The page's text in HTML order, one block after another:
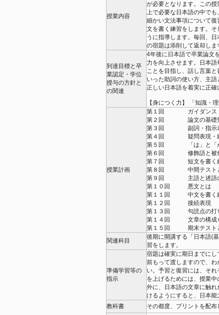
授業内容
が必要となります。この
上で必要な日本語の中で
細かい文法事項について
文を書く練習をします。
うに指導します。毎回、
の宿題は添削して返却し
到達目標と卒
業認定・学位
授与の方針と
の関連
4年後に日本語で卒業論文
力を向上させます。日本
ことを目指し、話し言葉
いった助詞の使い方、主
正しい日本語を着実に正
【身につく力】 「知識・
授業計画
第１回 ガイダンス・
第２回 論文の基礎知
第３回 副詞・指示
第４回 疑問表現・
第５回 「は」と「
第６回 修飾語と被修
第７回 短文を書く
第８回 中間テスト
第９回 主語と述語
第１０回 悪文とは
第１１回 中文を書く
第１２回 接続表現
第１３回 句読点の打
第１４回 文章の構成
第１５回 期末テスト
関連科目
後期に開講する「日本語(
習をします。
準備学習等の
指示
宿題は確実に期日までに
前もって渡しますので、
い。予習と復習には、そ
を上げるためには、授業
外に、日本語の文章に触
けるようにすると、日本
教科書
その都度、プリントを